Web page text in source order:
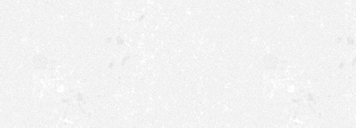
christlichen Glauben
ging es zur Halle und
Hümmecke und den 40-